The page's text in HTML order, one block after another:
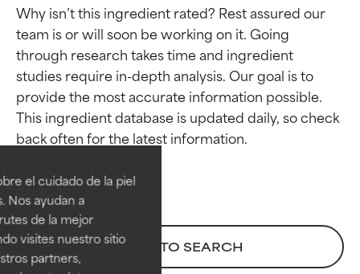
el cuidado de la piel
Nos ayudan a
de la mejor
visites nuestro sitio
partners,
Why isn’t this ingredient rated? Rest assured our
team is or will soon be working on it. Going
through research takes time and ingredient
studies require in-depth analysis. Our goal is to
provide the most accurate information possible.
This ingredient database is updated daily, so check
BACK TO SEARCH
Calificaciones de
ingredientes
EXCELENTE
Ingrediente sobresaliente con
beneficios reales para la piel. Su
eficacia está demostrada y
respaldada por estudios
Calificaciones de
ingredientes
EXCELENTE
Ingrediente sobresaliente con
beneficios reales para la piel. Su
eficacia está demostrada y
respaldada por estudios